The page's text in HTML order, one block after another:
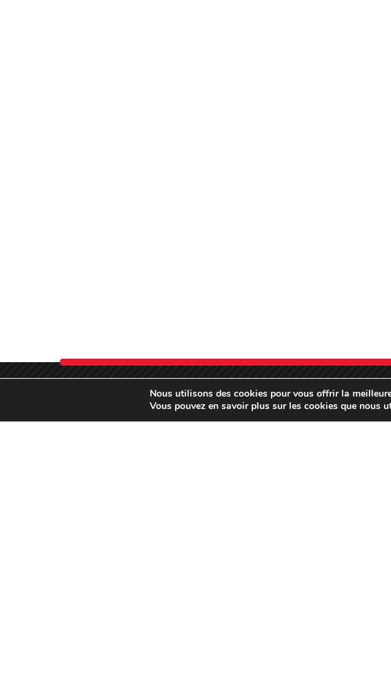
Nous utilisons des cookies pour vous offrir la
Vous pouvez en savoir plus sur les cookies que nous